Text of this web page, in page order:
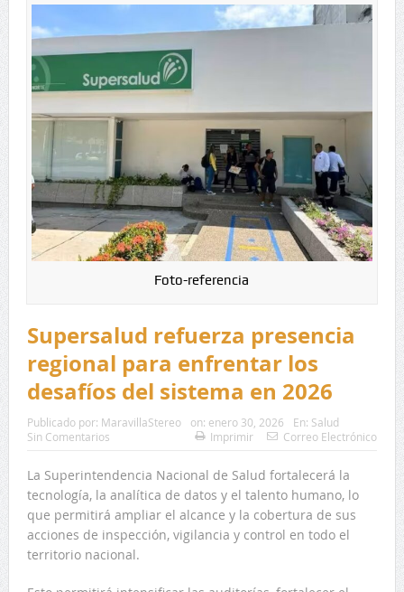
Foto-referencia
Supersalud refuerza presencia
regional para enfrentar los
desafíos del sistema en 2026
Publicado por: MaravillaStereo on: enero 30, 2026 En: Salud
Sin Comentarios
Imprimir Correo Electrónico
La Superintendencia Nacional de Salud fortalecerá la
tecnología, la analítica de datos y el talento humano, lo
que permitirá ampliar el alcance y la cobertura de sus
acciones de inspección, vigilancia y control en todo el
territorio nacional.